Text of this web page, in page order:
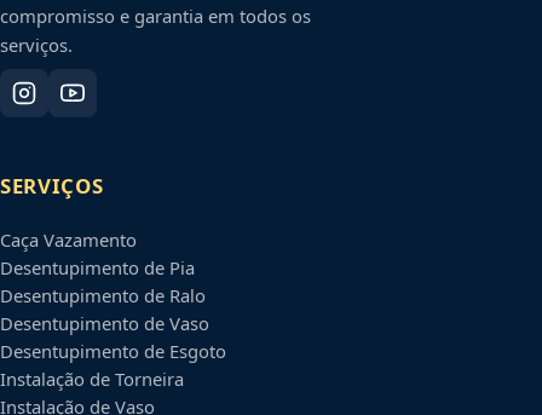
compromisso e garantia em todos os
serviços.
SERVIÇOS
Caça Vazamento
Desentupimento de Pia
Desentupimento de Ralo
Desentupimento de Vaso
Desentupimento de Esgoto
Instalação de Torneira
Instalação de Vaso